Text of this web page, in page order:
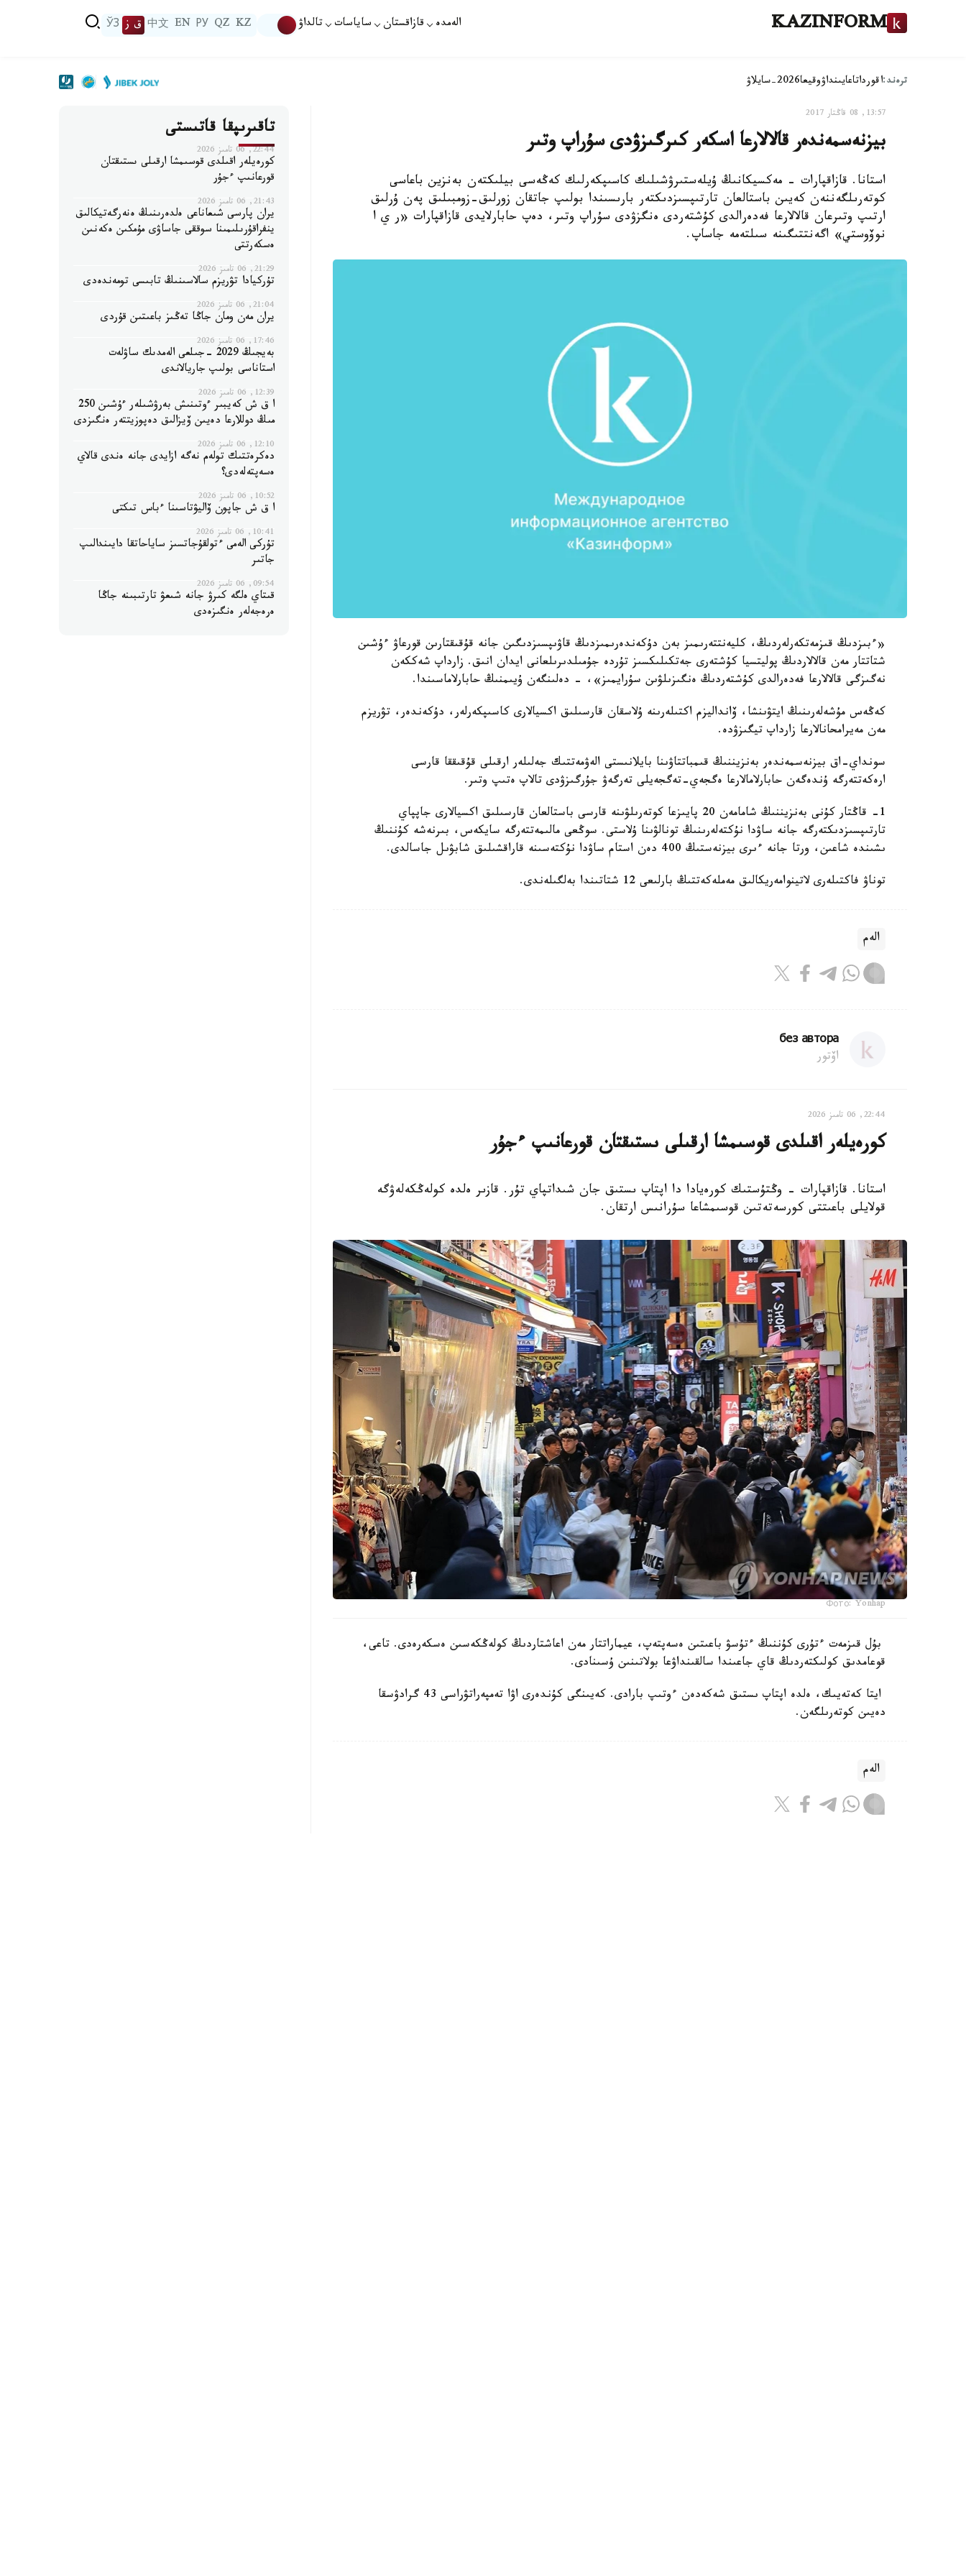
KAZINFORM الەمدە قازاقستان ساياسات تالداۋ KZ
QZ
РУ
EN
中文 ق ز ЎЗ
ترەند:اقورداتاعايىنداۋوقيعا2026-سايلاۋ
13:57, 08 قاڭتار 2017
بيزنەسمەندەر قالالارعا اسكەر كىرگىزۋدى سۇراپ وتىر
استانا. قازاقپارات - مەكسيكانىڭ ۇيلەستىرۋشىلىك كاسىپكەرلىك كەڭەسى بيلىكتەن بەنزين باعاسى
كوتەرىلگەننەن كەيىن باستالعان تارتىپسىزدىكتەر بارىسىندا بولىپ جاتقان زورلىق-زومبىلىق پەن ۇرلىق
ارتىپ وتىرعان قالالارعا فەدەرالدى كۇشتەردى ەنگزۋدى سۇراپ وتىر، دەپ حابارلايدى قازاقپارات «ر ي ا
نوۆوستي» اگەنتتىگىنە سىلتەمە جاساپ.
«ءبىزدىڭ قىزمەتكەرلەردىڭ، كليەنتتەرىمىز بەن دۇكەندەرىمىزدىڭ قاۋىپسىزدىگىن جانە قۇقىقتارىن قورعاۋ ءۇشىن
شتاتتار مەن قالالاردىڭ پوليتسيا كۇشتەرى جەتكىلىكسىز تۇردە جۇمىلدىرىلعانى ايدان انىق. زارداپ شەككەن
نەگىزگى قالالارعا فەدەرالدى كۇشتەردىڭ ەنگىزىلۋىن سۇرايمىز»، - دەلىنگەن ۇيىمنىڭ حابارلاماسىندا.
كەڭەس مۇشەلەرىنىڭ ايتۋىنشا، ۆانداليزم اكتىلەرىنە ۇلاسقان قارسىلىق اكسيالارى كاسىپكەرلەر، دۇكەندەر، تۋريزم
مەن مەيرامحانالارعا زارداپ تيگىزۋدە.
سونداي-اق بيزنەسمەندەر بەنزيننىڭ قىمباتتاۋىنا بايلانىستى الەۋمەتتىك جەلىلەر ارقىلى قۇقىققا قارسى
ارەكەتتەرگە ۇندەگەن حابارلامالارعا ەگجەي-تەگجەيلى تەرگەۋ جۇرگىزۋدى تالاپ ەتىپ وتىر.
1- قاڭتار كۇنى بەنزيننىڭ شامامەن 20 پايىزعا كوتەرىلۋىنە قارسى باستالعان قارسىلىق اكسيالارى جاپپاي
تارتىپسىزدىكتەرگە جانە ساۋدا نۇكتەلەرىنىڭ تونالۋىنا ۇلاستى. سوڭعى مالىمەتتەرگە سايكەس، بىرنەشە كۇننىڭ
ىشىندە شاعىن، ورتا جانە ءىرى بيزنەستىڭ 400 دەن استام ساۋدا نۇكتەسىنە قاراقشىلىق شابۋىل جاسالدى.
توناۋ فاكتىلەرى لاتينوامەريكالىق مەملەكەتتىڭ بارلىعى 12 شتاتىندا بەلگىلەندى.
الەم
без автора
اۆتور
22:44, 06 تامىز 2026
كورەيلەر اقىلدى قوسىمشا ارقىلى ىستىقتان قورعانىپ ءجۇر
استانا. قازاقپارات - وڭتۇستىك كورەيادا دا اپتاپ ىستىق جان شىداتپاي تۇر. قازىر ەلدە كولەڭكەلەۋگە
قولايلى باعىتتى كورسەتەتىن قوسىمشاعا سۇرانىس ارتقان.
Фото: Yonhap
بۇل قىزمەت ءتۇرى كۇننىڭ ءتۇسۋ باعىتىن ەسەپتەپ، عيماراتتار مەن اعاشتاردىڭ كولەڭكەسىن ەسكەرەدى. تاعى،
قوعامدىق كولىكتەردىڭ قاي جاعىندا سالقىنداۋعا بولاتىنىن ۇسىنادى.
ايتا كەتەيىك، ەلدە اپتاپ ىستىق شەكەدەن ءوتىپ بارادى. كەيىنگى كۇندەرى اۋا تەمپەراتۋراسى 43 گرادۋسقا
دەيىن كوتەرىلگەن.
الەم
تاقىرىپقا قاتىستى
22:44, 06 تامىز 2026
كورەيلەر اقىلدى قوسىمشا ارقىلى ىستىقتان
قورعانىپ ءجۇر
21:43, 06 تامىز 2026
يران پارسى شىعاناعى ەلدەرىنىڭ ەنەرگەتيكالىق
ينفراقۇرىلىمىنا سوققى جاساۋى مۇمكىن ەكەنىن
ەسكەرتتى
21:29, 06 تامىز 2026
تۇركيادا تۋريزم سالاسىنىڭ تابىسى تومەندەدى
21:04, 06 تامىز 2026
يران مەن ومان جاڭا تەڭىز باعىتىن قۇردى
17:46, 06 تامىز 2026
بەيجىڭ 2029 -جىلعى الەمدىك ساۋلەت
استاناسى بولىپ جاريالاندى
12:39, 06 تامىز 2026
ا ق ش كەيبىر ءوتىنىش بەرۋشىلەر ءۇشىن 250
مىڭ دوللارعا دەيىن ۆيزالىق دەپوزيتتەر ەنگىزدى
12:10, 06 تامىز 2026
دەكرەتتىك تولەم نەگە ازايدى جانە ەندى قالاي
ەسەپتەلەدى؟
10:52, 06 تامىز 2026
ا ق ش جاپون ۆاليۋتاسىنا ءباس تىكتى
10:41, 06 تامىز 2026
تۇركى الەمى ءتولقۇجاتسىز ساياحاتقا دايىندالىپ
جاتىر
09:54, 06 تامىز 2026
قىتاي ەلگە كىرۋ جانە شىعۋ تارتىبىنە جاڭا
ەرەجەلەر ەنگىزەدى